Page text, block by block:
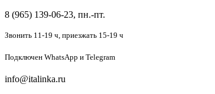
8 (965) 139-06-23, пн.-пт.
Звонить 11-19 ч, приезжать 15-19 ч
Подключен WhatsApp и Telegram
info@italinka.ru